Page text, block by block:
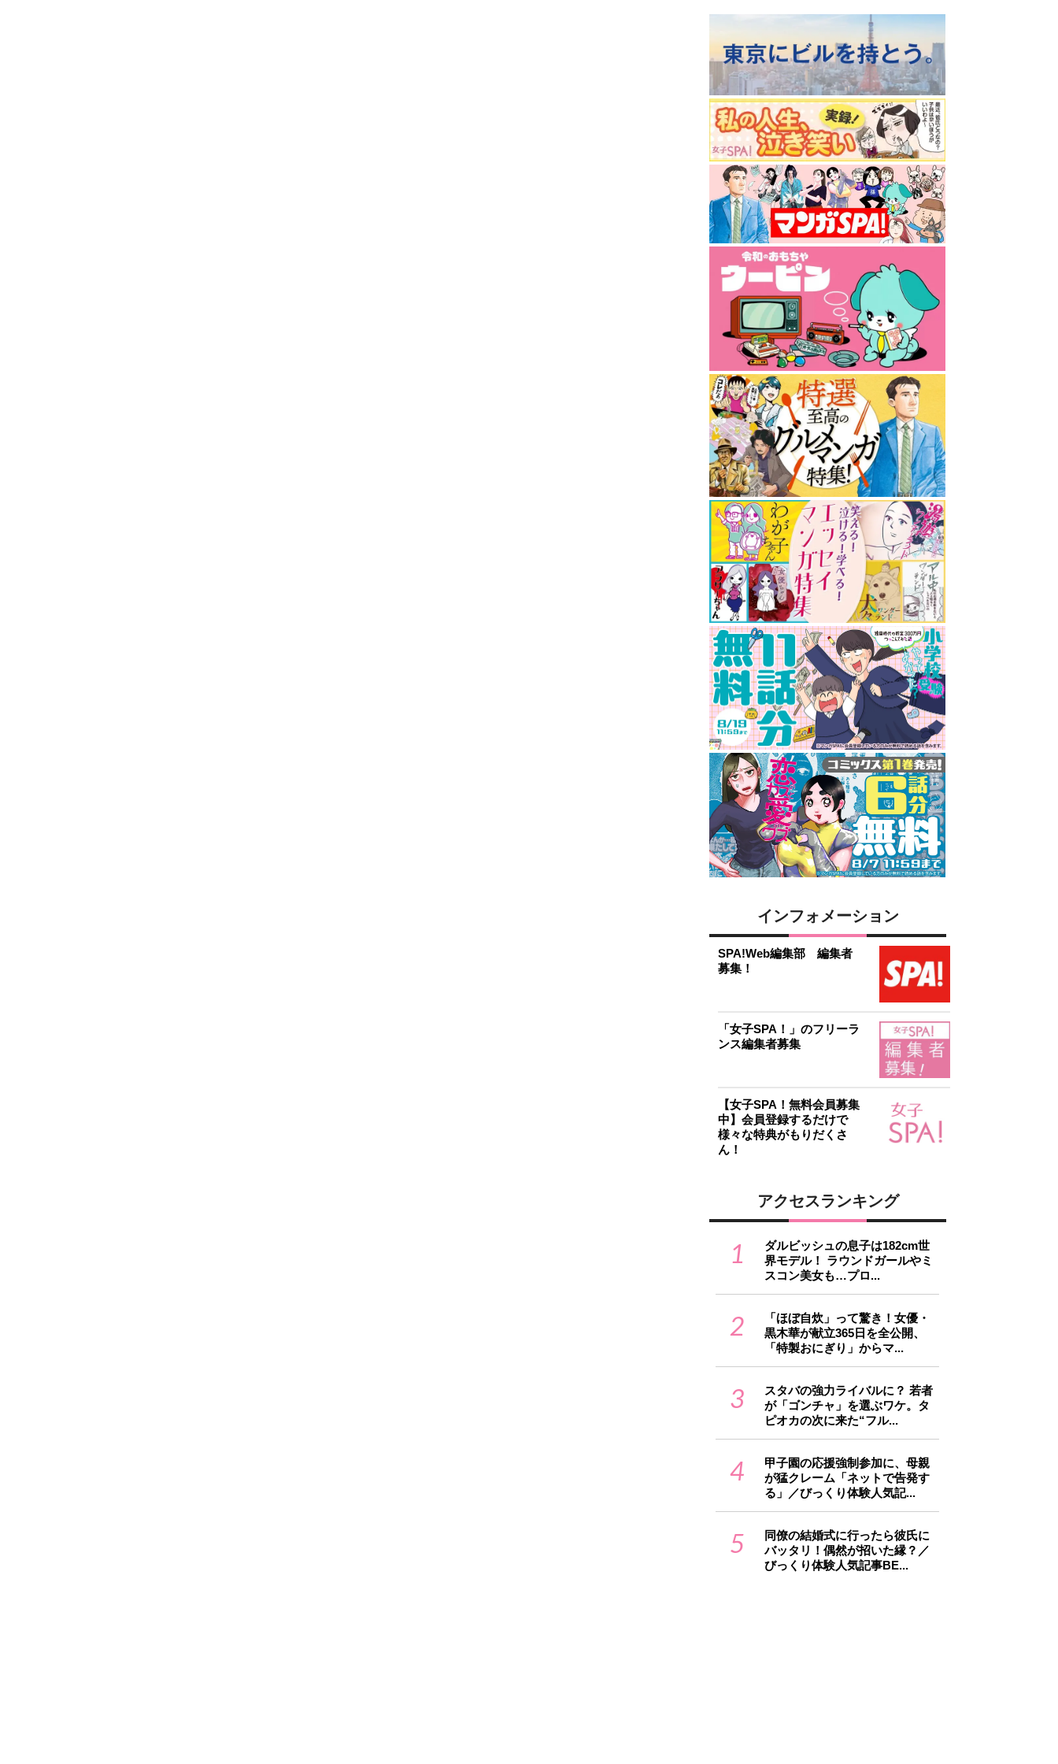
インフォメーション
SPA!Web編集部 編集者
募集！
「女子SPA！」のフリーラ
ンス編集者募集
【女子SPA！無料会員募集
中】会員登録するだけで
様々な特典がもりだくさ
ん！
アクセスランキング
1
ダルビッシュの息子は182cm世
界モデル！ ラウンドガールやミ
スコン美女も…プロ...
2
「ほぼ自炊」って驚き！女優・
黒木華が献立365日を全公開、
「特製おにぎり」からマ...
3
スタバの強力ライバルに？ 若者
が「ゴンチャ」を選ぶワケ。タ
ピオカの次に来た“フル...
4
甲子園の応援強制参加に、母親
が猛クレーム「ネットで告発す
る」／びっくり体験人気記...
5
同僚の結婚式に行ったら彼氏に
バッタリ！偶然が招いた縁？／
びっくり体験人気記事BE...